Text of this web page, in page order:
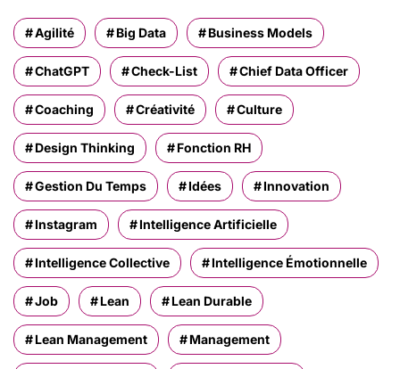
Agilité Big Data Business Models
ChatGPT Check-List Chief Data Officer
Coaching Créativité Culture
Design Thinking Fonction RH
Gestion Du Temps Idées Innovation
Instagram Intelligence Artificielle
Intelligence Collective Intelligence Émotionnelle
Job Lean Lean Durable
Lean Management Management